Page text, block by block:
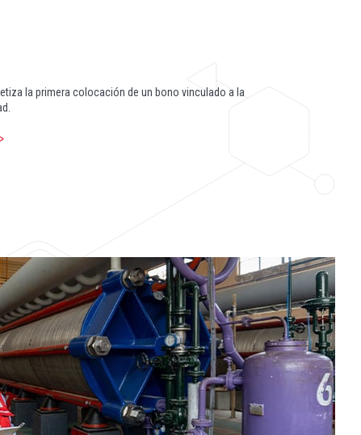
la primera colocación de un bono vinculado a la